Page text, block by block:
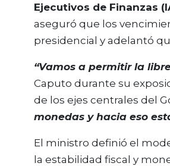
Ejecutivos de Finanzas
aseguró que los
presidencial y adelantó
“Vamos a permitir la
Caputo durante su
de los ejes centrales del
monedas y hacia eso
El ministro definió el
la estabilidad fiscal y